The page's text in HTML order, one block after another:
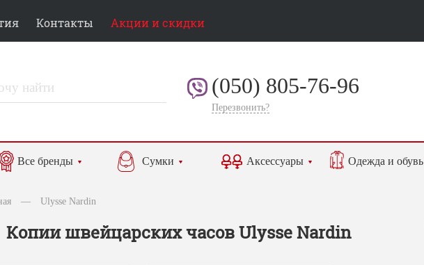
Контакты Акции и скидки
(050) 805-76-96
Перезвонить?
Все бренды Сумки Аксессуары Одежда и обувь
— Ulysse Nardin
Копии швейцарских часов Ulysse Nardin